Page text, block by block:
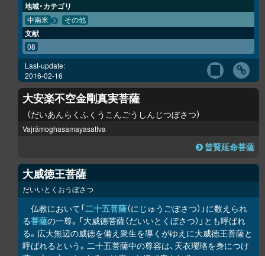
地域・カテゴリ
中南米 その他
文献
08
Last-update:
2016-02-16
大安楽不空金剛真実菩薩
だいあんらくふくうこんごうしんじつぼさつ
Vajrāmoghasamayasattva
普賢延命菩薩
大威徳王菩薩
だいいとくおうぼさつ
仏教において「二十五菩薩（にじゅうごぼさつ）」に数えられ
る菩薩の一尊。「大威徳菩薩（だいいとくぼさつ）」とも呼ばれ
る。広大無辺の威徳を備え衆生を導くがゆえに大威徳王菩薩と
呼ばれるという。二十五菩薩中の尊容は、天衣瓔珞を身につけ